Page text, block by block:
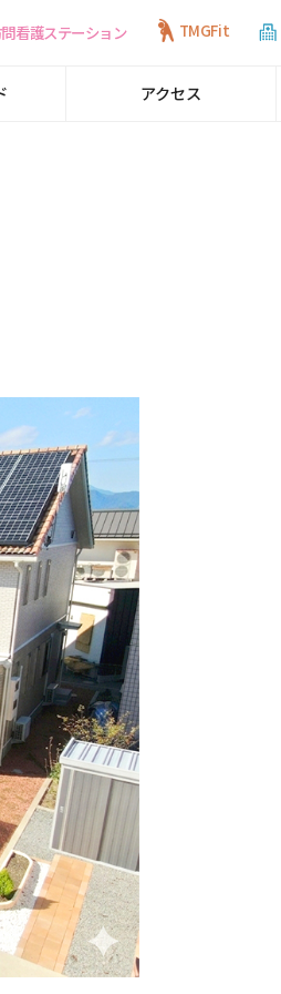
看護ステーション TMGFit
アクセス